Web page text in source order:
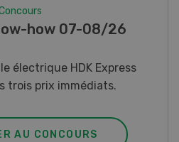
07-08/26
couteaux de poche LANDI
AU CONCOURS